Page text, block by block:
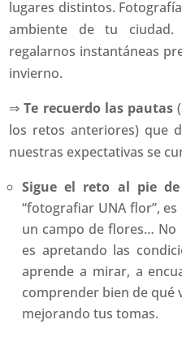
lugares distintos.
ambiente de tu ciudad.
regalarnos instantáneas
invierno.
⇒Te recuerdo las pautas
los retos anteriores) que
nuestras expectativas se
Sigue el reto al pie
“fotografiar UNA flor”,
un campo de flores… No
es apretando las
aprende a mirar, a
comprender bien de qué
mejorando tus tomas.